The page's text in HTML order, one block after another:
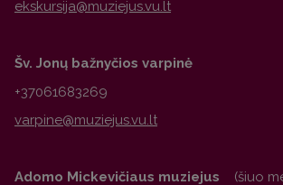
Šv. Jonų bažnyčios varpinė
+37061683269
Adomo Mickevičiaus muziejus (šiuo